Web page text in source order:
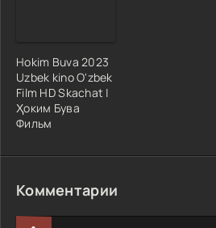
Hokim Buva 2023
Uzbek kino O'zbek
Film HD Skachat |
Ҳоким Бува
Фильм
Комментарии